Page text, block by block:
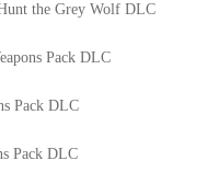
the Grey Wolf DLC
Pack DLC
Pack DLC
Pack DLC